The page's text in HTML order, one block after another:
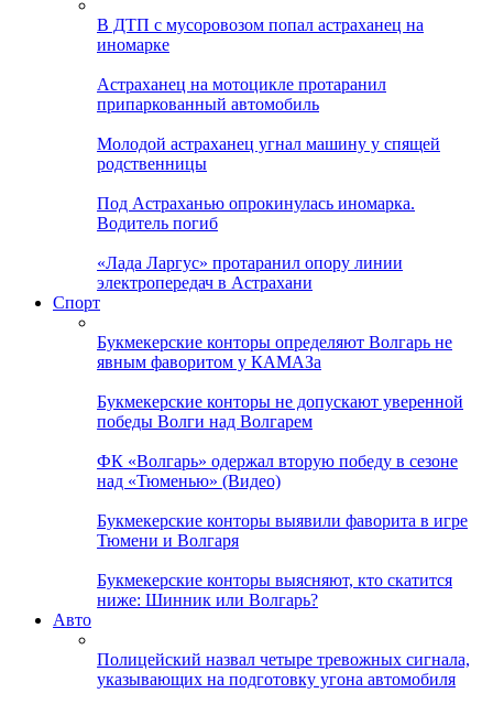
В ДТП с мусоровозом попал астраханец на
иномарке
Астраханец на мотоцикле протаранил
припаркованный автомобиль
Молодой астраханец угнал машину у спящей
родственницы
Под Астраханью опрокинулась иномарка.
Водитель погиб
«Лада Ларгус» протаранил опору линии
электропередач в Астрахани
Спорт
Букмекерские конторы определяют Волгарь не
явным фаворитом у КАМАЗа
Букмекерские конторы не допускают уверенной
победы Волги над Волгарем
ФК «Волгарь» одержал вторую победу в сезоне
над «Тюменью» (Видео)
Букмекерские конторы выявили фаворита в игре
Тюмени и Волгаря
Букмекерские конторы выясняют, кто скатится
ниже: Шинник или Волгарь?
Авто
Полицейский назвал четыре тревожных сигнала,
указывающих на подготовку угона автомобиля